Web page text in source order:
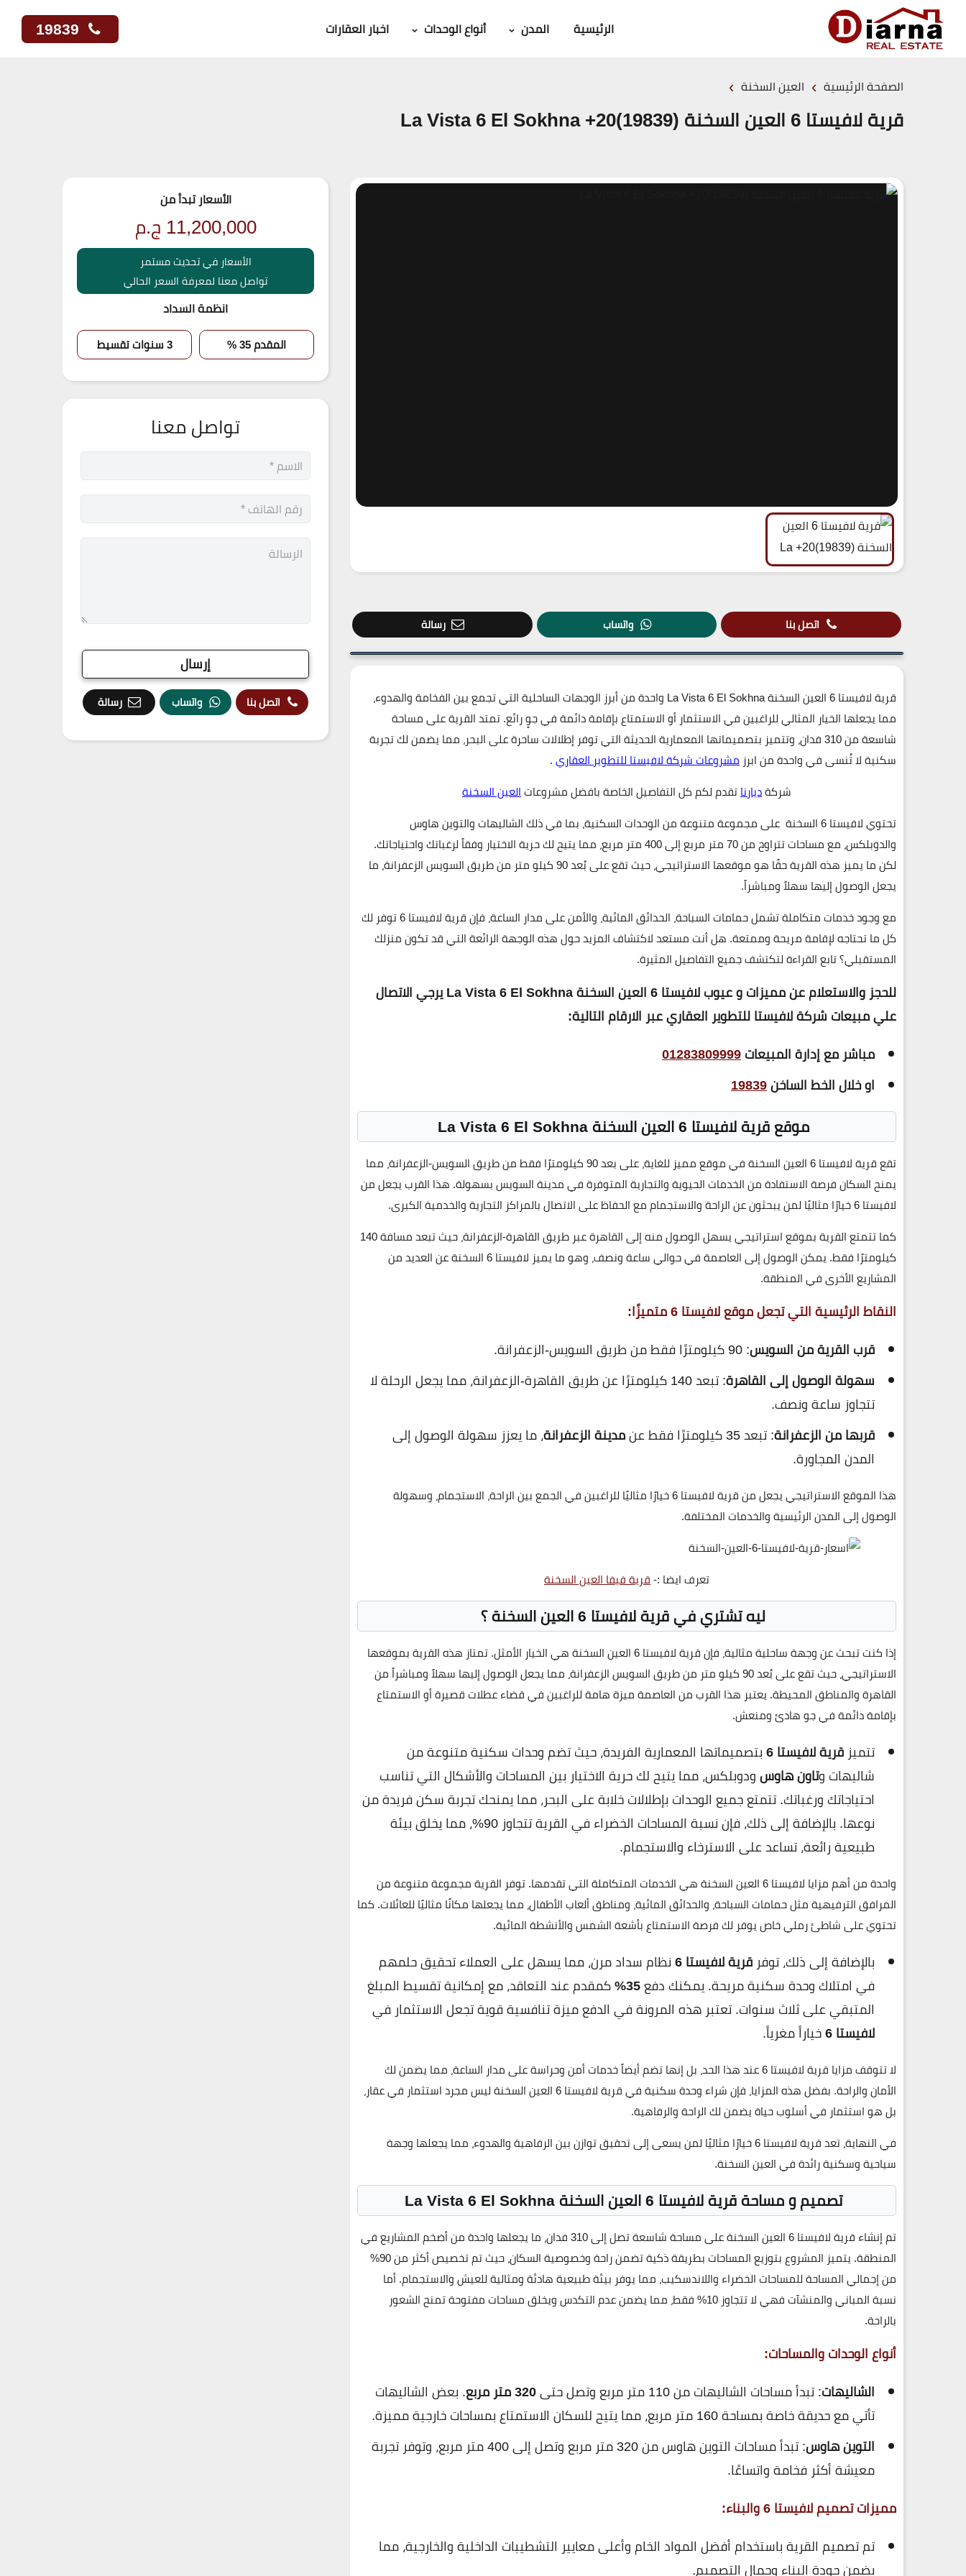
الرئيسية المدن أنواع الوحدات اخبار العقارات
الصفحة الرئيسية › العين السخنة ›
قرية لافيستا 6 العين السخنة (19839)20+ La Vista 6 El Sokhna
اتصل بنا واتساب رسالة
قرية لافيستا 6 العين السخنة La Vista 6 El Sokhna
واحدة من أبرز الوجهات الساحلية التي تجمع بين الفخامة والهدوء،
مما يجعلها الخيار المثالي للراغبين في الاستثمار أو الاستمتاع بإقامة دائمة في جوٍ رائع. تمتد القرية على مساحة
شاسعة من310 فدان
، وتتميز بتصميماتها المعمارية الحديثة التي توفر إطلالات ساحرة على البحر، مما يضمن لك تجربة
سكنية لا تُنسى في واحدة من ابرز مشروعات شركة لافيستا للتطوير العقاري.
شركةديارناتقدم لكم كل التفاصيل الخاصة بافضل مشروعاتالعين السخنة
تحتويلافيستا 6 السخنة
على مجموعة متنوعة من الوحدات السكنية، بما في ذلك الشاليهات والتوين هاوس
والدوبلكس، مع مساحات تتراوح من 70 متر مربع إلى 400 متر مربع، مما يتيح لك حرية الاختيار وفقاً لرغباتك واحتياجاتك.
لكن ما يميز هذه القرية حقًا هو موقعها الاستراتيجي، حيث تقع على بُعد 90 كيلو متر من
طريق السويس الزعفرانة، ما
يجعل الوصول إليها سهلاً ومباشراً.
مع وجود خدمات متكاملة تشمل حمامات السباحة، الحدائق المائية، والأمن على مدار الساعة، فإنقرية لافيستا 6 توفر لك
كل ما تحتاجه لإقامة مريحة وممتعة. هل أنت مستعد لاكتشاف المزيد حول هذه الوجهة الرائعة التي قد تكون منزلك
المستقبلي؟ تابع القراءة لتكتشف جميع التفاصيل المثيرة.
للحجز والاستعلام عن مميزات و عيوب لافيستا 6 العين السخنة La Vista 6 El Sokhna يرجي الاتصال
علي مبيعات شركة لافيستا للتطوير العقاري عبر الارقام التالية:
مباشر مع إدارة المبيعات01283809999
او خلال الخط الساخن19839
موقع قرية لافيستا 6 العين السخنة La Vista 6 El Sokhna
تقعقرية لافيستا 6 العين السخنة
في موقع مميز للغاية، على بعد 90 كيلومترًا فقط من طريق السويس-الزعفرانة، مما
يمنح السكان فرصة الاستفادة من الخدمات الحيوية والتجارية المتوفرة فيمدينة السويسبسهولة. هذا القرب يجعل من
لافيستا 6 خيارًا مثاليًا لمن يبحثون عن الراحة والاستجمام مع الحفاظ على الاتصال بالمراكز التجارية والخدمية الكبرى.
كما تتمتع القرية بموقع استراتيجي يسهل الوصول منه إلىالقاهرة
عبر طريق القاهرة-الزعفرانة، حيث تبعد مسافة 140
كيلومترًا فقط. يمكن الوصول إلى العاصمة في حوالي ساعة ونصف، وهو ما يميز لافيستا 6
السخنة عن العديد من
المشاريع الأخرى في المنطقة.
النقاط الرئيسية التي تجعل موقع لافيستا 6 متميزًا:
قرب القرية من السويس: 90 كيلومترًا فقط من طريق السويس-الزعفرانة.
سهولة الوصول إلى القاهرة
: تبعد 140 كيلومترًا عن طريق القاهرة-الزعفرانة، مما يجعل الرحلة لا
تتجاوز ساعة ونصف.
قربها من الزعفرانة: تبعد 35 كيلومترًا فقط عن مدينة الزعفرانة، ما يعزز سهولة الوصول إلى
المدن المجاورة.
هذا الموقع الاستراتيجي يجعل منقرية لافيستا 6 خيارًا مثاليًا للراغبين في الجمع بين الراحة، الاستجمام، وسهولة
الوصول إلى المدن الرئيسية والخدمات المختلفة.
تعرف ايضا :-قرية فيفا العين السخنة
ليه تشتري في قرية لافيستا 6 العين السخنة ؟
إذا كنت تبحث عن وجهة ساحلية مثالية، فإنقرية لافيستا 6 العين السخنة
هي الخيار الأمثل. تمتاز هذه القرية بموقعها
الاستراتيجي، حيث تقع على بُعد 90 كيلو متر من طريق السويس الزعفرانة، مما يجعل الوصول إليها سهلاً ومباشراً من
القاهرةوالمناطق المحيطة. يعتبر هذا القرب من العاصمة ميزة هامة للراغبين في قضاء عطلات قصيرة أو الاستمتاع
بإقامة دائمة في جو هادئ ومنعش.
تتميز قرية لافيستا 6
بتصميماتها المعمارية الفريدة، حيث تضم وحدات سكنية متنوعة من
شاليهات وتاون هاوسودوبلكس، مما يتيح لك حرية الاختيار بين المساحات والأشكال التي تناسب
احتياجاتك ورغباتك. تتمتع جميع الوحدات بإطلالات خلابة على البحر، مما يمنحك تجربة سكن فريدة من
نوعها. بالإضافة إلى ذلك، فإن نسبة المساحات الخضراء في القرية تتجاوز 90%، مما يخلق بيئة
طبيعية رائعة، تساعد على الاسترخاء والاستجمام.
واحدة من أهم مزايا لافيستا 6 العين السخنة
هي الخدمات المتكاملة التي تقدمها. توفر القرية مجموعة متنوعة من
المرافق الترفيهية مثل حمامات السباحة، والحدائق المائية، ومناطق ألعاب الأطفال، مما يجعلها مكانًا مثاليًا للعائلات. كما
تحتوي على شاطئ رملي خاص يوفر لك فرصة الاستمتاع بأشعة الشمس والأنشطة المائية.
بالإضافة إلى ذلك، توفر قرية لافيستا 6
نظام سداد مرن، مما يسهل على العملاء تحقيق حلمهم
في امتلاك وحدة سكنية مريحة. يمكنك دفع35%
كمقدم عند التعاقد، مع إمكانية تقسيط المبلغ
المتبقي على ثلاث سنوات. تعتبر هذه المرونة في الدفع ميزة تنافسية قوية تجعل الاستثمار في
لافيستا 6
خياراً مغرياً.
لا تتوقف مزايا قرية لافيستا 6 عند هذا الحد، بل إنها تضم أيضاً خدمات أمن وحراسة على مدار الساعة، مما يضمن لك
الأمان والراحة. بفضل هذه المزايا، فإن شراء وحدة سكنية فيقرية لافيستا 6 العين السخنة
ليس مجرد استثمار في عقار،
بل هو استثمار في أسلوب حياة يضمن لك الراحة والرفاهية.
في النهاية، تعدقرية لافيستا 6 خيارًا مثاليًا لمن يسعى إلى تحقيق توازن بين الرفاهية والهدوء، مما يجعلها وجهة
سياحية وسكنية رائدة فيالعين السخنة.
تصميم و مساحة قرية لافيستا 6 العين السخنة La Vista 6 El Sokhna
تم إنشاءقرية لافيستا 6 العين السخنة على مساحة شاسعة تصل إلى310 فدان
، ما يجعلها واحدة من أضخم المشاريع في
المنطقة. يتميز المشروع بتوزيع المساحات بطريقة ذكية تضمن راحة وخصوصية السكان، حيث تم تخصيص أكثر من 90%
من إجمالي المساحة للمساحات الخضراء واللاندسكيب، مما يوفر بيئة طبيعية هادئة ومثالية للعيش والاستجمام. أما
نسبة المباني والمنشآت فهي لا تتجاوز 10% فقط، مما يضمن عدم التكدس ويخلق مساحات مفتوحة تمنح الشعور
بالراحة.
أنواع الوحدات والمساحات:
الشاليهات: تبدأ مساحات الشاليهات من 110 متر مربع وتصل حتى 320 متر مربع
. بعض الشاليهات
تأتي مع حديقة خاصة بمساحة 160 متر مربع، مما يتيح للسكان الاستمتاع بمساحات خارجية مميزة.
التوين هاوس
: تبدأ مساحات التوين هاوس من 320 متر مربع وتصل إلى 400 متر مربع، وتوفر تجربة
معيشة أكثر فخامة واتساعًا.
مميزات تصميم لافيستا 6 والبناء:
تم تصميم القرية باستخدام أفضل المواد الخام وأعلى معايير التشطيبات الداخلية والخارجية، مما
يضمن جودة البناء وجمال التصميم.
الأسعار تبدأ من
11,200,000 ج.م
الأسعار في تحديث مستمر
تواصل معنا لمعرفة السعر الحالي
انظمة السداد
المقدم 35 % 3 سنوات تقسيط
تواصل معنا
اتصل بنا واتساب رسالة